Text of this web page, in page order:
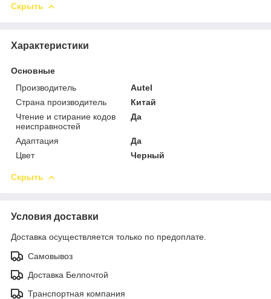
Скрыть
Характеристики
Основные
Производитель
Autel
Страна производитель
Китай
Чтение и стирание кодов
неисправностей
Да
Адаптация
Да
Цвет
Черный
Скрыть
Условия доставки
Доставка осуществляется только по предоплате.
Самовывоз
Доставка Белпочтой
Транспортная компания